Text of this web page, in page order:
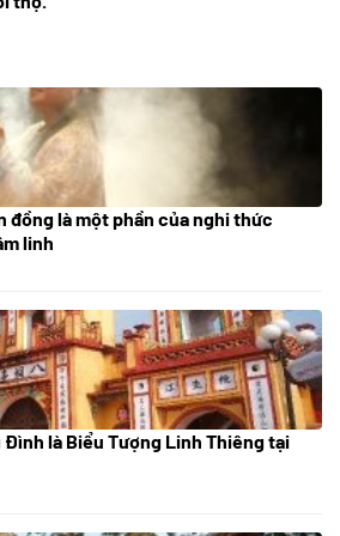
đồng là một phần của nghi thức
linh
Đình là Biểu Tượng Linh Thiêng tại